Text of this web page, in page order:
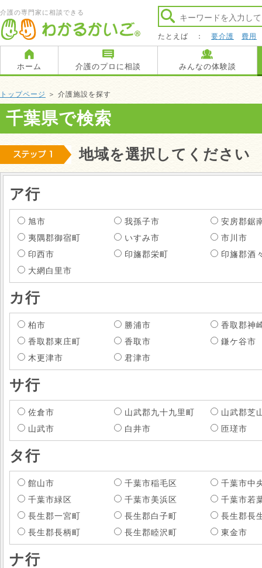
介護の専門家に相談できる
たとえば ： 要介護 費用
ホーム 介護のプロに相談 みんなの体験談
トップページ ＞ 介護施設を探す
千葉県で検索
地域を選択してください
ア行
旭市 我孫子市
安房郡鋸
夷隅郡御宿町
いすみ市
市川市
印西市
印旛郡栄町
印旛郡酒
大網白里市
カ行
柏市 勝浦市
香取郡神
香取郡東庄町
香取市
鎌ケ谷市
木更津市
君津市
サ行
佐倉市 山武郡九十九里町
山武郡芝
山武市
白井市 匝瑳市
タ行
館山市 千葉市稲毛区
千葉市中
千葉市緑区
千葉市美浜区
千葉市若
長生郡一宮町
長生郡白子町
長生郡長
長生郡長柄町
長生郡睦沢町 東金市
ナ行